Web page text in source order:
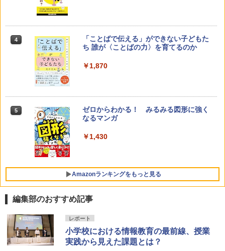
4
「ことばで伝える」ができない子どもた
ち 誰が〈ことばの力〉を育てるのか
￥1,870
5
ゼロからわかる！ みるみる図形に強く
なるマンガ
￥1,430
Amazonランキングをもっと見る
1
Amazon Fire HD 10 キッズモデル (10イ
ンチ) ピンク 対象年齢3歳から 数千点の
キッズコンテンツが1年間使い放題
1
タッチペンで音が聞ける!はじめてずかん
1000 英語つき ([バラエティ])
￥5,478
1
ThinkFun ボードゲーム 「ロボット・タ
ートルズ」 プログラミング的思考力を育
む 日本語説明書付 4歳～ 76431 誕生日
クリスマス
編集部のおすすめ記事
レポート
小学校における情報教育の最前線、授業
実践から見えた課題とは？